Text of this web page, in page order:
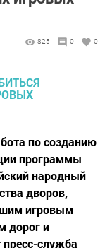
825 0 0
по созданию
программы
народный
дворов,
игровым
дорог и
служба